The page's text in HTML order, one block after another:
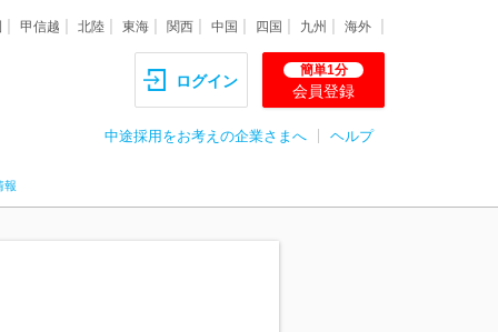
甲信越 北陸 東海 関西 中国 四国 九州 海外
ログイン
簡単1分
会員登録
中途採用をお考えの企業さまへ ヘルプ
報